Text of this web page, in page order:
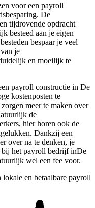
voor een payroll
De
tijdrovende opdracht
besteed aan je eigen
bespaar je veel
je
en moeilijk te
payroll constructie in De
kostenposten te
meer te maken over
de
hier horen ook de
Dankzij een
over na te denken, je
bij het payroll bedrijf inDe
wel een fee voor.
lokale en betaalbare payroll